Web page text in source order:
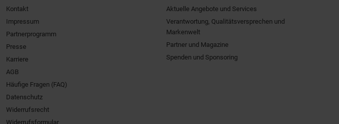
Kontakt
Impressum
Partnerprogramm
Presse
Karriere
AGB
Häufige Fragen (FAQ)
Datenschutz
Widerrufsrecht
Widerrufsformular
Aktuelle Angebote und Services
Verantwortung, Qualitätsversprechen und
Markenwelt
Partner und Magazine
Spenden und Sponsoring